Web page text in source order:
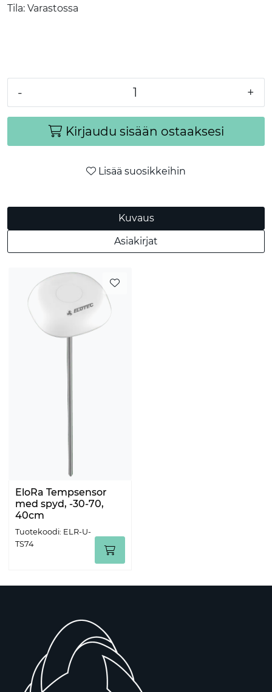
Tila: Varastossa
- +
Kirjaudu sisään ostaaksesi
Lisää suosikkeihin
Kuvaus
Asiakirjat
EloRa Tempsensor
med spyd, -30-70,
40cm
Tuotekoodi: ELR-U-
TS74